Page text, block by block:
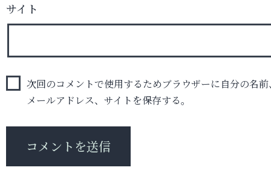
サイト
次回のコメントで使用するためブラウザーに自分の名前
メールアドレス、サイトを保存する。